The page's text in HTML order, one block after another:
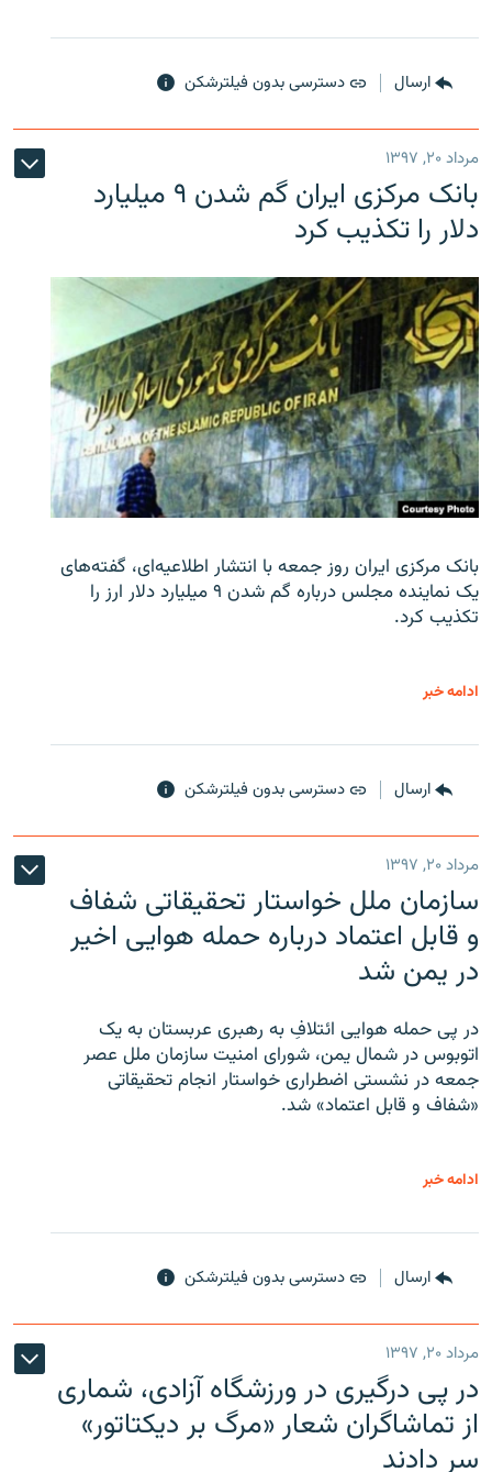
ارسال دسترسی بدون فیلترشکن
مرداد ۲۰, ۱۳۹۷
بانک مرکزی ایران گم شدن ۹ میلیارد
دلار را تکذیب کرد
بانک مرکزی ایران روز جمعه با انتشار اطلاعیه‌ای، گفته‌های
یک نماینده مجلس درباره گم شدن ۹ میلیارد دلار ارز را
تکذیب کرد.
ادامه خبر
ارسال دسترسی بدون فیلترشکن
مرداد ۲۰, ۱۳۹۷
سازمان ملل خواستار تحقیقاتی شفاف
و قابل اعتماد درباره حمله هوایی اخیر
در یمن شد
در پی حمله هوایی ائتلافِ به رهبری عربستان به یک
اتوبوس در شمال یمن، شورای امنیت سازمان ملل عصر
جمعه در نشستی اضطراری خواستار انجام تحقیقاتی
«شفاف و قابل اعتماد» شد.
ادامه خبر
ارسال دسترسی بدون فیلترشکن
مرداد ۲۰, ۱۳۹۷
در پی درگیری در ورزشگاه آزادی، شماری
از تماشاگران شعار «مرگ بر دیکتاتور»
سر دادند